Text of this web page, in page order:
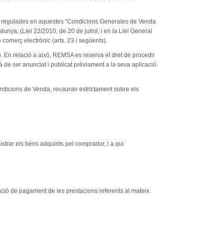
en aquestes “Condicions Generales de Venda
(Llei 22/2010, de 20 de juliol, i en la Llei General
electrònic (arts. 23 i següents).
relació a això, REMSA es reserva el dret de procedir
de ser anunciat i publicat prèviament a la seva aplicació.
de Venda, recauran estrictament sobre els
els béns adquirits pel comprador, i a qui
de pagament de les prestacions referents al mateix.